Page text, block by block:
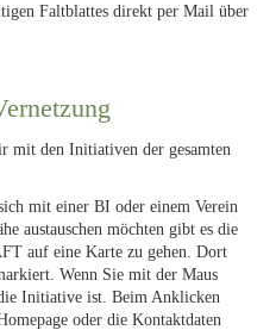
Faltblattes direkt per Mail über
den Initiativen der gesamten
mit einer BI oder einem Verein
austauschen möchten gibt es die
auf eine Karte zu gehen. Dort
Wenn Sie mit der Maus
Initiative ist. Beim Anklicken
oder die Kontaktdaten